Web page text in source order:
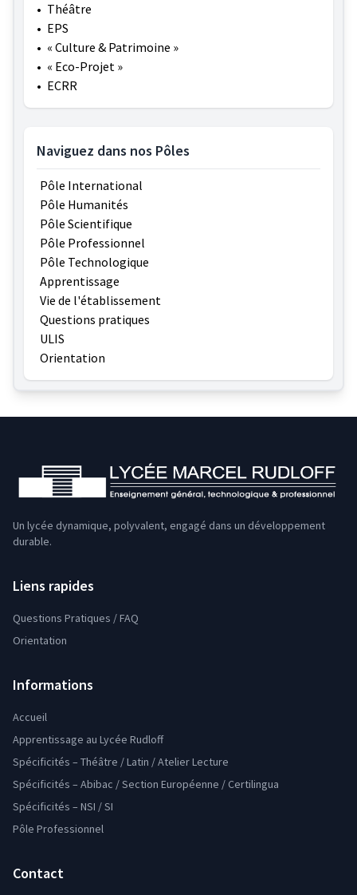
• Théâtre
• EPS
• « Culture & Patrimoine »
• « Eco-Projet »
• ECRR
Naviguez dans nos Pôles
Pôle International
Pôle Humanités
Pôle Scientifique
Pôle Professionnel
Pôle Technologique
Apprentissage
Vie de l'établissement
Questions pratiques
ULIS
Orientation
Un lycée dynamique, polyvalent, engagé dans un développement
durable.
Liens rapides
Questions Pratiques / FAQ
Orientation
Informations
Accueil
Apprentissage au Lycée Rudloff
Spécificités – Théâtre / Latin / Atelier Lecture
Spécificités – Abibac / Section Européenne / Certilingua
Spécificités – NSI / SI
Pôle Professionnel
Contact